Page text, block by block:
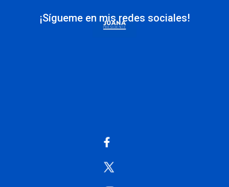
¡Sígueme en mis redes sociales!